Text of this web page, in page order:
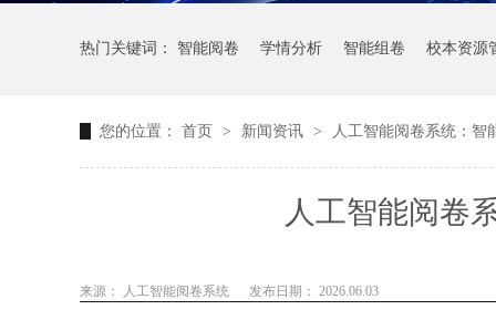
热门关键词： 智能阅卷 学情分析 智能组卷 校本资源
您的位置： 首页 > 新闻资讯 > 人工智能阅卷系统：智
人工智能阅卷
来源： 人工智能阅卷系统 发布日期： 2026.06.03